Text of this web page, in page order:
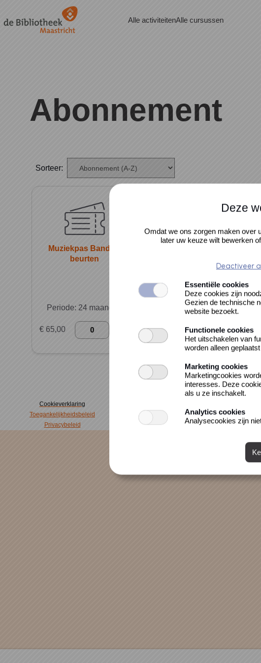
Alle activiteitenAlle cursussen
Abonnement
Sorteer:
Muziekpas Band 10
beurten
Periode: 24 maanden
€ 65,00
Periode: 24 maanden
€ 32,50
Items per
Cookieverklaring
Toegankelijkheidsbeleid
Privacybeleid
Deze
Omdat we ons zorgen maken over
later uw keuze wilt bewerken
Deactiveer
Essentiële cookies
Deze cookies zijn
Gezien de technische
website bezoekt.
Functionele cookies
Het uitschakelen van
worden alleen
Marketing cookies
Marketingcookies
interesses. Deze
als u ze inschakelt.
Analytics cookies
Analysecookies zijn